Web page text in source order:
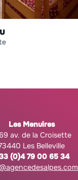
Les Menuires
av. de la Croisette
Les Belleville
(0)4 79 00 65 34